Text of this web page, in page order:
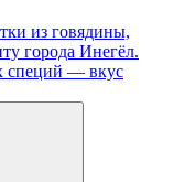
из говядины,
города Инегёл.
специй — вкус